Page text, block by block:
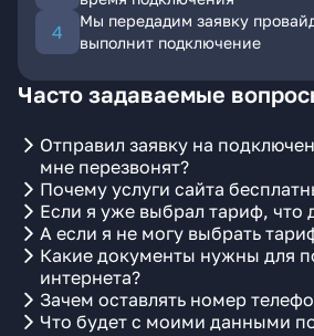
Мы передадим заявку
выполнит подключение
Часто задаваемые
Отправил заявку на
мне перезвонят?
Почему услуги сайта
Если я уже выбрал тариф, что
А если я не могу выбрать
Какие документы нужны для
интернета?
Зачем оставлять номер
Что будет с моими данными